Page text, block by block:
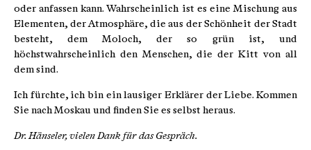
oder anfassen kann. Wahrscheinlich ist es eine Mischung aus
Elementen, der Atmosphäre, die aus der Schönheit der Stadt
besteht, dem Moloch, der so grün ist, und
höchstwahrscheinlich den Menschen, die der Kitt von all
dem sind.
Ich fürchte, ich bin ein lausiger Erklärer der Liebe. Kommen
Sie nach Moskau und finden Sie es selbst heraus.
Dr. Hänseler, vielen Dank für das Gespräch.